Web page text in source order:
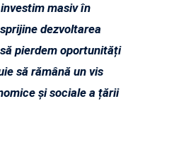
masiv în
dezvoltarea
pierdem oportunități
să rămână un vis
și sociale a țării